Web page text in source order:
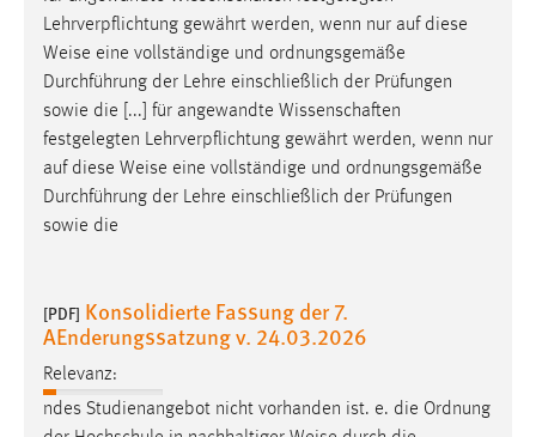
Lehrverpflichtung gewährt werden, wenn nur auf diese
Weise eine vollständige und ordnungsgemäße
Durchführung der Lehre einschließlich der Prüfungen
sowie die [...] für angewandte Wissenschaften
festgelegten Lehrverpflichtung gewährt werden, wenn nur
auf diese Weise eine vollständige und ordnungsgemäße
Durchführung der Lehre einschließlich der Prüfungen
sowie die
[PDF] Konsolidierte Fassung der 7.
AEnderungssatzung v. 24.03.2026
Relevanz:
ndes Studienangebot nicht vorhanden ist. e. die Ordnung